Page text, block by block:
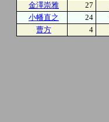
金澤崇雅
27
小幡直之
24
曹方
4